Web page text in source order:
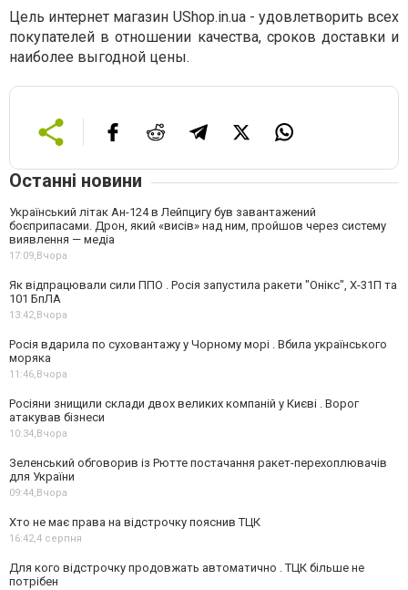
Цель интернет магазин UShop.in.ua - удовлетворить всех
покупателей в отношении качества, сроков доставки и
наиболее выгодной цены.
Останні новини
Український літак Ан-124 в Лейпцигу був завантажений
боєприпасами. Дрон, який «висів» над ним, пройшов через систему
виявлення — медіа
17:09, Вчора
Як відпрацювали сили ППО . Росія запустила ракети "Онікс", Х-31П та
101 БпЛА
13:42, Вчора
Росія вдарила по суховантажу у Чорному морі . Вбила українського
моряка
11:46, Вчора
Росіяни знищили склади двох великих компаній у Києві . Ворог
атакував бізнеси
10:34, Вчора
Зеленський обговорив із Рютте постачання ракет-перехоплювачів
для України
09:44, Вчора
Хто не має права на відстрочку пояснив ТЦК
16:42,4 серпня
Для кого відстрочку продовжать автоматично . ТЦК більше не
потрібен